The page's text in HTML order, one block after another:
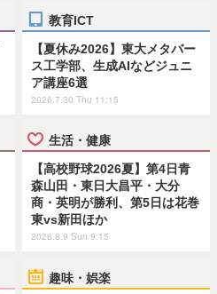
教育ICT
【夏休み2026】東大メタバー
ス工学部、生成AIなどジュニ
ア講座6選
2026.7.30 Thu 11:15
生活・健康
【高校野球2026夏】第4日青
森山田・東日大昌平・大分
商・英明が勝利、第5日は花巻
東vs新田ほか
2026.8.9 Sun 9:15
趣味・娯楽